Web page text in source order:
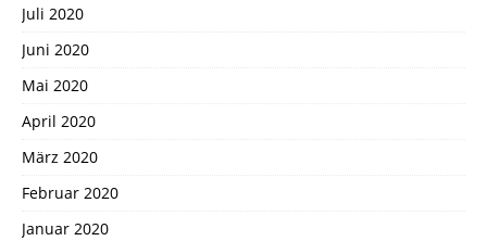
Juli 2020
Juni 2020
Mai 2020
April 2020
März 2020
Februar 2020
Januar 2020